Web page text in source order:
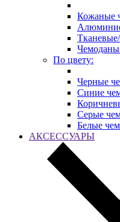
Кожаные
Чемоданы
По цвету:
Черные
Синие
Серые
Белые
АКСЕССУАРЫ